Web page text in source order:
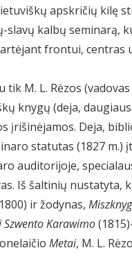
apskričių kilę
slavų kalbų seminarą,
frontui, centras
M. L. Rėzos
knygų (deja,
įrišinėjamos. Deja,
statutas (1827 m.)
auditorijoje,
Iš šaltinių nustatyta,
ir žodynas,
Karawimo
Metai, M. L.